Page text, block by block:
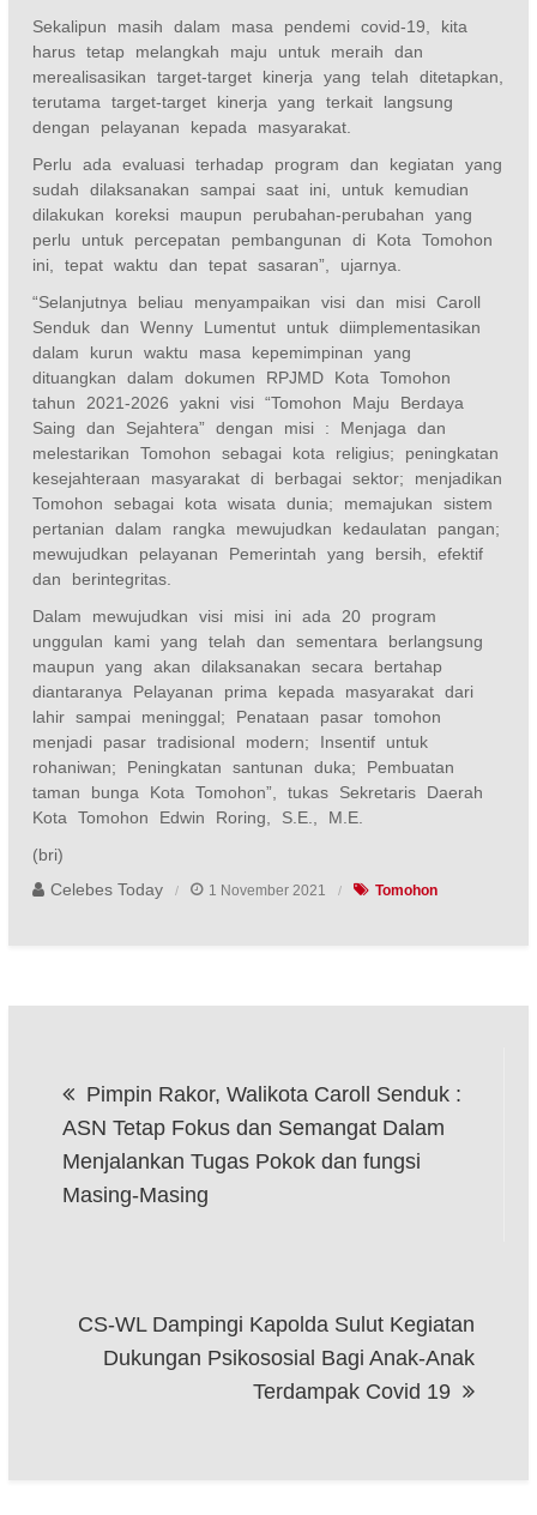
Sekalipun masih dalam masa pendemi covid-19, kita
harus tetap melangkah maju untuk meraih dan
merealisasikan target-target kinerja yang telah ditetapkan,
terutama target-target kinerja yang terkait langsung
dengan pelayanan kepada masyarakat.
Perlu ada evaluasi terhadap program dan kegiatan yang
sudah dilaksanakan sampai saat ini, untuk kemudian
dilakukan koreksi maupun perubahan-perubahan yang
perlu untuk percepatan pembangunan di Kota Tomohon
ini, tepat waktu dan tepat sasaran”, ujarnya.
“Selanjutnya beliau menyampaikan visi dan misi Caroll
Senduk dan Wenny Lumentut untuk diimplementasikan
dalam kurun waktu masa kepemimpinan yang
dituangkan dalam dokumen RPJMD Kota Tomohon
tahun 2021-2026 yakni visi “Tomohon Maju Berdaya
Saing dan Sejahtera” dengan misi : Menjaga dan
melestarikan Tomohon sebagai kota religius; peningkatan
kesejahteraan masyarakat di berbagai sektor; menjadikan
Tomohon sebagai kota wisata dunia; memajukan sistem
pertanian dalam rangka mewujudkan kedaulatan pangan;
mewujudkan pelayanan Pemerintah yang bersih, efektif
dan berintegritas.
Dalam mewujudkan visi misi ini ada 20 program
unggulan kami yang telah dan sementara berlangsung
maupun yang akan dilaksanakan secara bertahap
diantaranya Pelayanan prima kepada masyarakat dari
lahir sampai meninggal; Penataan pasar tomohon
menjadi pasar tradisional modern; Insentif untuk
rohaniwan; Peningkatan santunan duka; Pembuatan
taman bunga Kota Tomohon”, tukas Sekretaris Daerah
Kota Tomohon Edwin Roring, S.E., M.E.
(bri)
Celebes Today
1 November 2021 Tomohon
pos
Pimpin Rakor, Walikota Caroll Senduk :
ASN Tetap Fokus dan Semangat Dalam
Menjalankan Tugas Pokok dan fungsi
Masing-Masing
CS-WL Dampingi Kapolda Sulut Kegiatan
Dukungan Psikososial Bagi Anak-Anak
Terdampak Covid 19